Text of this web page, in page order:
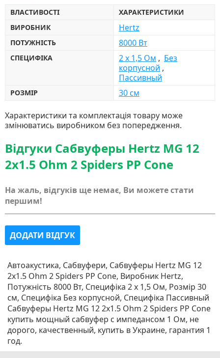
ВЛАСТИВОСТІ
ХАРАКТЕРИСТИКИ
ВИРОБНИК
Hertz
ПОТУЖНІСТЬ 8000 Вт
СПЕЦИФІКА 2 х 1,5 Ом , Без
корпусной ,
Пассивный
РОЗМІР 30 см
Характеристики та комплектація товару може
змінюватись виробником без попередження.
Відгуки Сабвуферы Hertz MG 12
2x1.5 Ohm 2 Spiders PP Cone
На жаль, відгуків ще немає, Ви можете стати
першим!
ДОДАТИ ВІДГУК
Автоакустика, Сабвуфери, Сабвуферы Hertz MG 12
2x1.5 Ohm 2 Spiders PP Cone, Виробник Hertz,
Потужність 8000 Вт, Специфіка 2 х 1,5 Ом, Розмір 30
см, Специфіка Без корпусной, Специфіка Пассивный
Сабвуферы Hertz MG 12 2x1.5 Ohm 2 Spiders PP Cone
купить мощный сабвуфер с импедансом 1 Ом, не
дорого, качественный, купить в Украине, гарантия 1
год.